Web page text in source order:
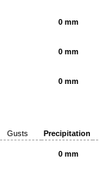
0 mm
0 mm
0 mm
Gusts Precipitation
0 mm